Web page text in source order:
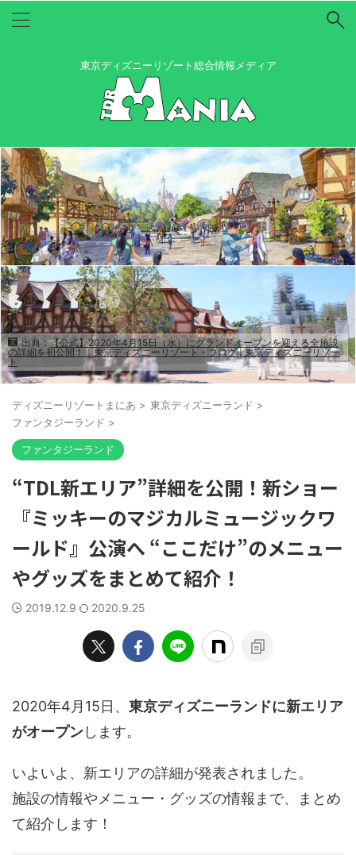
東京ディズニーリゾート総合情報メディア
出典：【公式】2020年4月15日（水）にグランドオープンを迎える全施設
の詳細を初公開！｜東京ディズニーリゾート・ブログ | 東京ディズニーリゾー
ト
ディズニーリゾートまにあ > 東京ディズニーランド >
ファンタジーランド >
ファンタジーランド
“TDL新エリア”詳細を公開！新ショー
『ミッキーのマジカルミュージックワ
ールド』公演へ “ここだけ”のメニュー
やグッズをまとめて紹介！
2019.12.9 2020.9.25
2020年4月15日、 東京ディズニーランドに新エリア
がオープンします。
いよいよ、新エリアの詳細が発表されました。
施設の情報やメニュー・グッズの情報まで、まとめ
て紹介します！